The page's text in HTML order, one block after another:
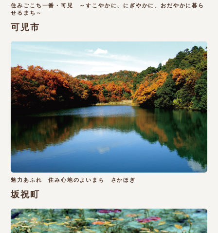
住みごこち一番・可児 ～すこやかに、にぎやかに、おだやかに暮ら
せるまち～
可児市
魅力あふれ 住み心地のよいまち さかほぎ
坂祝町